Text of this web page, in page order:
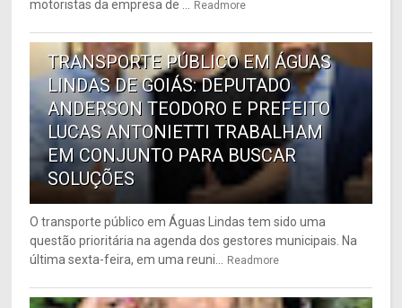
motoristas da empresa de ... Readmore
6
TRANSPORTE PÚBLICO EM ÁGUAS
LINDAS DE GOIÁS: DEPUTADO
ANDERSON TEODORO E PREFEITO
LUCAS ANTONIETTI TRABALHAM
EM CONJUNTO PARA BUSCAR
SOLUÇÕES
O transporte público em Águas Lindas tem sido uma
questão prioritária na agenda dos gestores municipais. Na
última sexta-feira, em uma reuni... Readmore